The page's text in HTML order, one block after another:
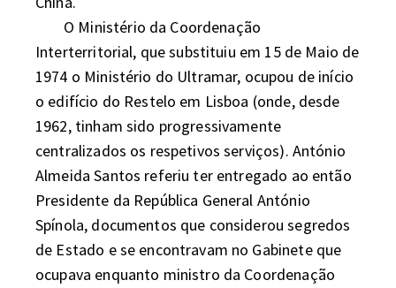
Interterritorial, que substituiu em 15 de Maio de
1974 o Ministério do Ultramar, ocupou de início
o edifício do Restelo em Lisboa (onde, desde
1962, tinham sido progressivamente
centralizados os respetivos serviços). António
Almeida Santos referiu ter entregado ao então
Presidente da República General António
Spínola, documentos que considerou segredos
de Estado e se encontravam no Gabinete que
ocupava enquanto ministro da Coordenação